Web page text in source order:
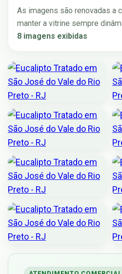
As imagens são renovadas a
manter a vitrine sempre
8 imagens exibidas